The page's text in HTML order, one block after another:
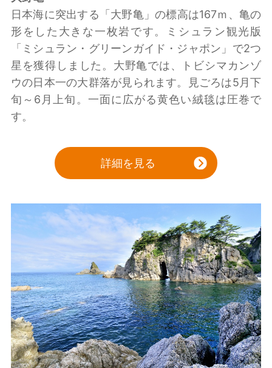
日本海に突出する「大野亀」の標高は167ｍ、亀の
形をした大きな一枚岩です。ミシュラン観光版
「ミシュラン・グリーンガイド・ジャポン」で2つ
星を獲得しました。大野亀では、トビシマカンゾ
ウの日本一の大群落が見られます。見ごろは5月下
旬～6月上旬。一面に広がる黄色い絨毯は圧巻で
す。
詳細を見る